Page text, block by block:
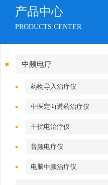
产品中心
PRODUCTS CENTER
中频电疗
药物导入治疗仪
中医定向透药治疗仪
干扰电治疗仪
音频电疗仪
电脑中频治疗仪